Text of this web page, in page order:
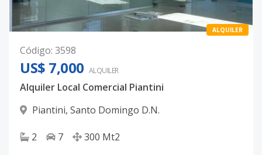
ALQUILER
Código: 3598
US$ 7,000 ALQUILER
Alquiler Local Comercial Piantini
Piantini, Santo Domingo D.N.
2 7 300 Mt2